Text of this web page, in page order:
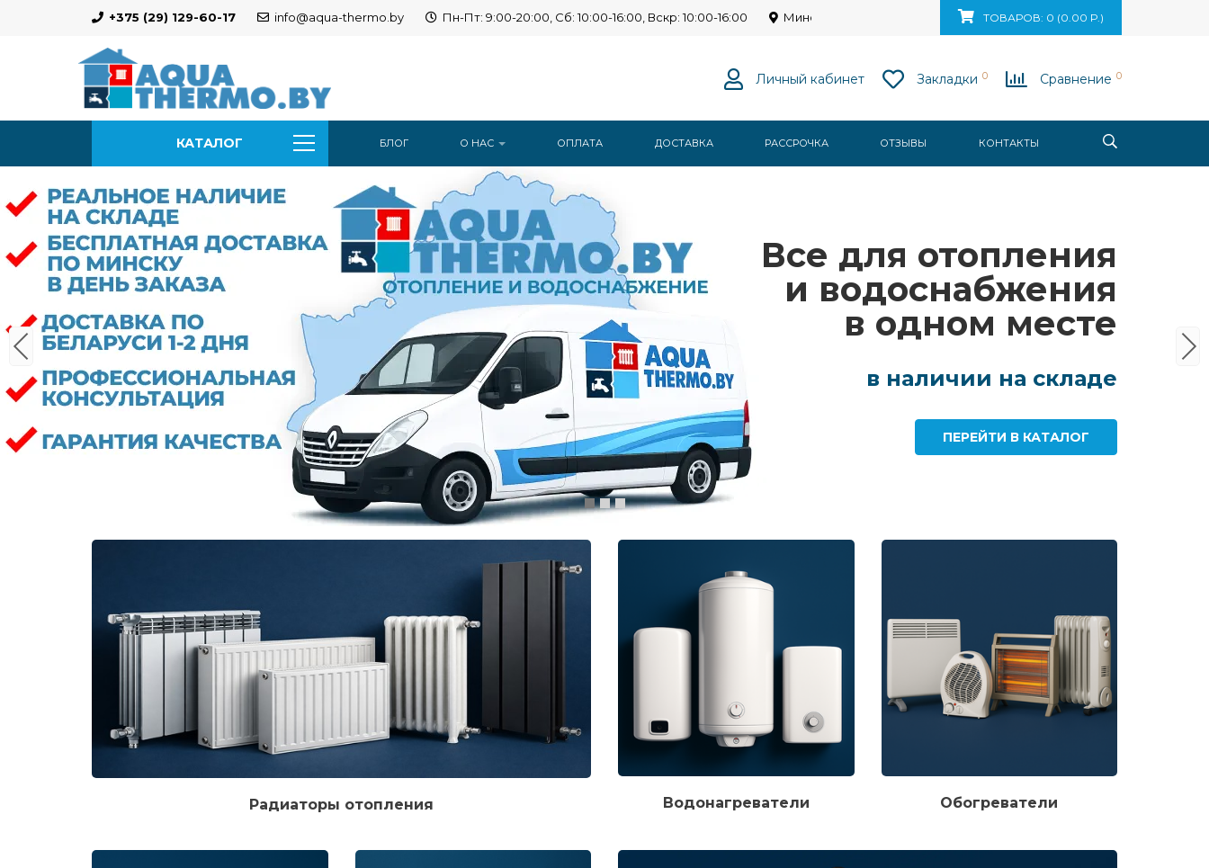
+375 (29) 129-60-17 info@aqua-thermo.by Пн-Пт: 9:00-20:00, Сб: 10:00-16:00, Вскр: 10:00-16:00 Минск, ул. Ваупшасова, д. 10, пом. 131ТОВАРОВ: 0 (0.00 Р.)
Личный кабинет Закладки 0 Сравнение 0
КАТАЛОГ БЛОГ О НАС ОПЛАТА ДОСТАВКА РАССРОЧКА ОТЗЫВЫ КОНТАКТЫ
Все для отопления
и водоснабжения
в одном месте
в наличии на складе
ПЕРЕЙТИ В КАТАЛОГ
Радиаторы отопления Водонагреватели Обогреватели